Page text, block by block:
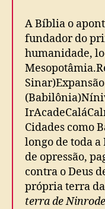
A Bíblia o
fundador do
humanidade,
Cidades como
longo de toda
de opressão,
contra o Deus
própria terra
terra de